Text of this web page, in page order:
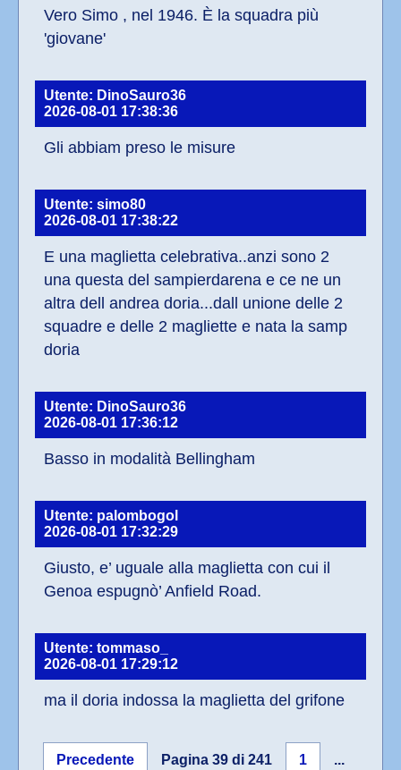
Vero Simo , nel 1946. È la squadra più
'giovane'
Utente: DinoSauro36
2026-08-01 17:38:36
Gli abbiam preso le misure
Utente: simo80
2026-08-01 17:38:22
E una maglietta celebrativa..anzi sono 2
una questa del sampierdarena e ce ne un
altra dell andrea doria...dall unione delle 2
squadre e delle 2 magliette e nata la samp
doria
Utente: DinoSauro36
2026-08-01 17:36:12
Basso in modalità Bellingham
Utente: palombogol
2026-08-01 17:32:29
Giusto, e’ uguale alla maglietta con cui il
Genoa espugnò’ Anfield Road.
Utente: tommaso_
2026-08-01 17:29:12
ma il doria indossa la maglietta del grifone
Precedente Pagina 39 di 241 1 ...